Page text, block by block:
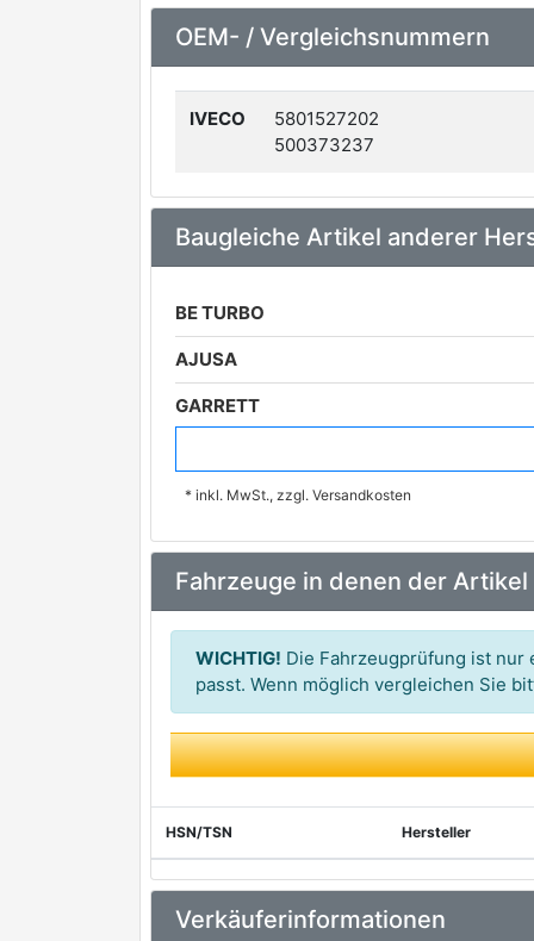
OEM- / Vergleichsnummern
IVECO 5801527202
500373237
Baugleiche Artikel anderer
BE TURBO
AJUSA
GARRETT
TURBO-MOT
* inkl. MwSt., zzgl. Versandkosten
Fahrzeuge in denen der
WICHTIG! Die Fahrzeugprüfung ist nur
passt. Wenn möglich vergleichen Sie
HSN/TSN Hersteller
Verkäuferinformationen